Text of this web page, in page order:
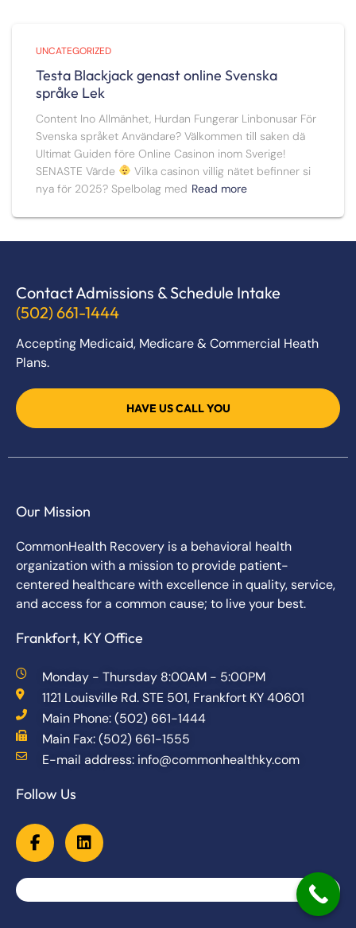
UNCATEGORIZED
Testa Blackjack genast online Svenska
språke Lek
Content Ino Allmänhet, Hurdan Fungerar Linbonusar För
Svenska språket Användare? Välkommen till saken dä
Ultimat Guiden före Online Casinon inom Sverige!
SENASTE Värde
Vilka casinon villig nätet befinner si
nya för 2025? Spelbolag med Read more
Contact Admissions & Schedule Intake
(502) 661-1444
Accepting Medicaid, Medicare & Commercial Heath
Plans.
HAVE US CALL YOU
Our Mission
CommonHealth Recovery is a behavioral health
organization with a mission to provide patient-
centered healthcare with excellence in quality, service,
and access for a common cause; to live your best.
Frankfort, KY Office
Monday - Thursday 8:00AM - 5:00PM
1121 Louisville Rd. STE 501, Frankfort KY 40601
Main Phone: (502) 661-1444
Main Fax: (502) 661-1555
E-mail address: info@commonhealthky.com
Follow Us